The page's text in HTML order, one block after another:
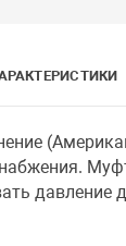
давление